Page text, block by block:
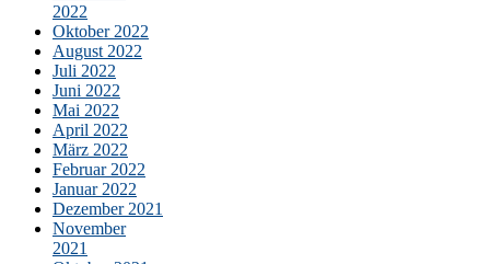
2022
Oktober 2022
August 2022
Juli 2022
Juni 2022
Mai 2022
April 2022
März 2022
Februar 2022
Januar 2022
Dezember 2021
November
2021